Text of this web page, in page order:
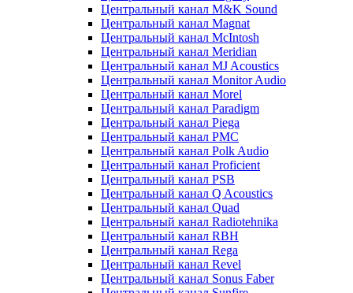
Центральный канал M&K Sound
Центральный канал Magnat
Центральный канал McIntosh
Центральный канал Meridian
Центральный канал MJ Acoustics
Центральный канал Monitor Audio
Центральный канал Morel
Центральный канал Paradigm
Центральный канал Piega
Центральный канал PMC
Центральный канал Polk Audio
Центральный канал Proficient
Центральный канал PSB
Центральный канал Q Acoustics
Центральный канал Quad
Центральный канал Radiotehnika
Центральный канал RBH
Центральный канал Rega
Центральный канал Revel
Центральный канал Sonus Faber